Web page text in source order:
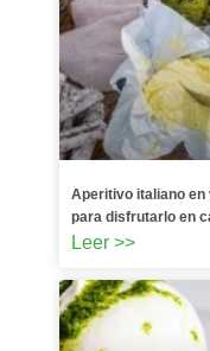
Aperitivo italiano
para disfrutarlo en
Leer >>